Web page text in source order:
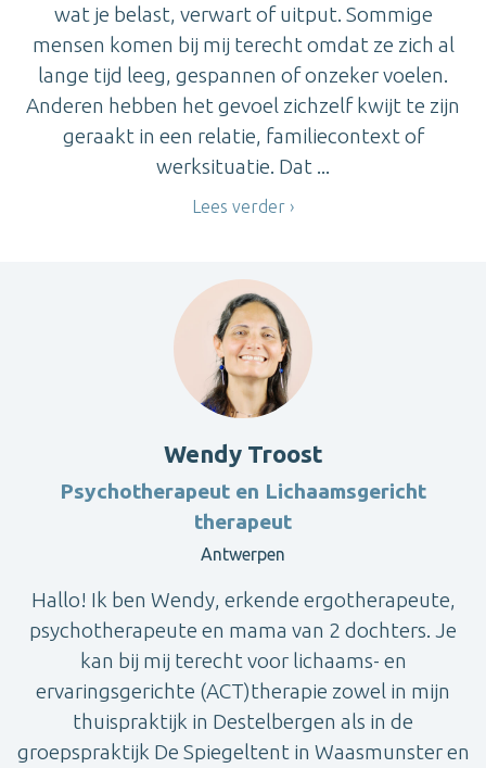
wat je belast, verwart of uitput. Sommige
mensen komen bij mij terecht omdat ze zich al
lange tijd leeg, gespannen of onzeker voelen.
Anderen hebben het gevoel zichzelf kwijt te zijn
geraakt in een relatie, familiecontext of
werksituatie. Dat ...
Lees verder
Wendy Troost
Psychotherapeut en Lichaamsgericht
therapeut
Antwerpen
Hallo! Ik ben Wendy, erkende ergotherapeute,
psychotherapeute en mama van 2 dochters. Je
kan bij mij terecht voor lichaams- en
ervaringsgerichte (ACT)therapie zowel in mijn
thuispraktijk in Destelbergen als in de
groepspraktijk De Spiegeltent in Waasmunster en